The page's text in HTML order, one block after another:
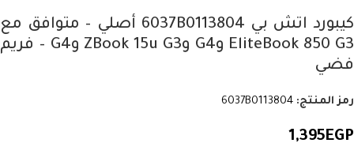
كيبورد اتش بي 6037B0113804 أصلي – متوافق مع
EliteBook 850 G3 وG4 وZBook 15u G3 وG4 – فريم
فضي
رمز المنتج: 6037B0113804
1,395EGP